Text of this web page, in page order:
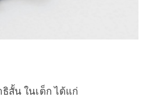
สั้น ในเด็ก ได้แก่